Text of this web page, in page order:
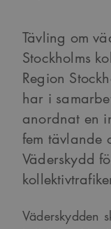
Tävling om
Stockholms
Region
har i
anordnat en
fem tävlande
Väderskydd
Väderskydden